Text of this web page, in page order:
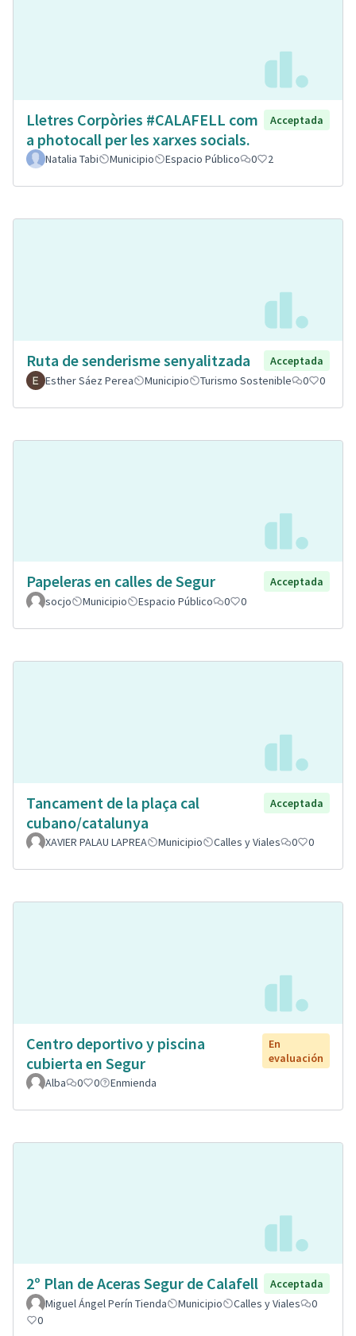
Lletres Corpòries #CALAFELL com
a photocall per les xarxes socials.
Acceptada
Natalia Tabi Municipio Espacio Público 0 2
Ruta de senderisme senyalitzada
Acceptada
Esther Sáez Perea
Municipio Turismo Sostenible 0 0
Papeleras en calles de Segur
Acceptada
socjo
Municipio Espacio Público 0 0
Tancament de la plaça cal
cubano/catalunya
Acceptada
XAVIER PALAU LAPREA Municipio Calles y Viales 0 0
Centro deportivo y piscina
cubierta en Segur
En
evaluación
Alba
0 0 Enmienda
2º Plan de Aceras Segur de Calafell
Acceptada
Miguel Ángel Perín Tienda
Municipio Calles y Viales
0
0